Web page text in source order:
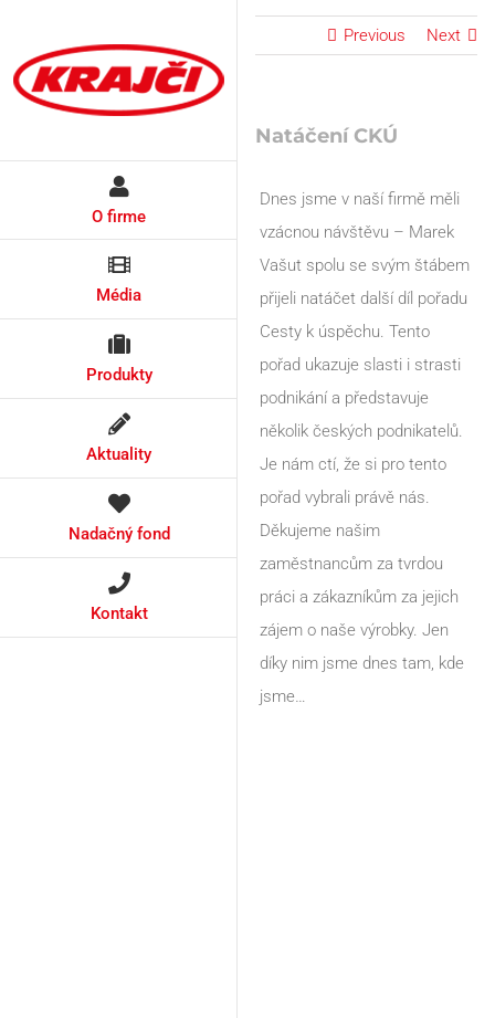
content
O firme
Média
Produkty
Aktuality
Nadačný fond
Kontakt
Previous Next
Natáčení CKÚ
Dnes jsme v naší firmě měli
vzácnou návštěvu – Marek
Vašut spolu se svým štábem
přijeli natáčet další díl pořadu
Cesty k úspěchu. Tento
pořad ukazuje slasti i strasti
podnikání a představuje
několik českých podnikatelů.
Je nám ctí, že si pro tento
pořad vybrali právě nás.
Děkujeme našim
zaměstnancům za tvrdou
práci a zákazníkům za jejich
zájem o naše výrobky. Jen
díky nim jsme dnes tam, kde
jsme…